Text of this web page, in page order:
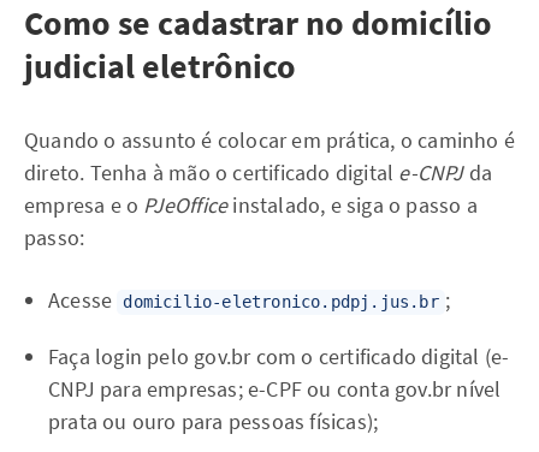
Como se cadastrar no domicílio
judicial eletrônico
Quando o assunto é colocar em prática, o caminho é
direto. Tenha à mão o certificado digital e-CNPJda
empresa e o PJeOfficeinstalado, e siga o passo a
passo:
Acesse domicilio-eletronico.pdpj.jus.br ;
Faça login pelo gov.br com o certificado digital (e-
CNPJ para empresas; e-CPF ou conta gov.br nível
prata ou ouro para pessoas físicas);